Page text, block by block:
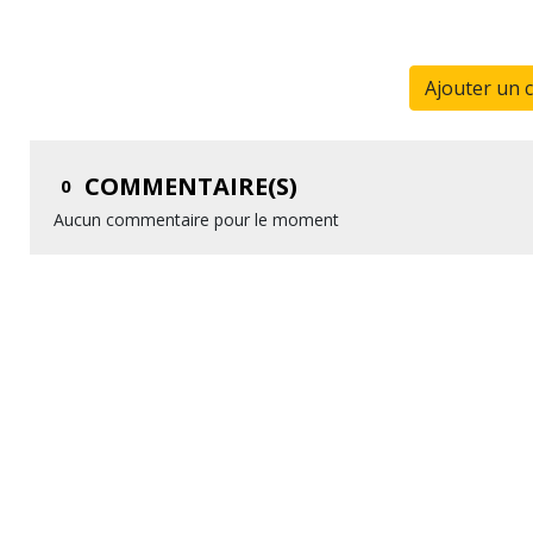
Ajouter un
0 COMMENTAIRE(S)
Aucun commentaire pour le moment